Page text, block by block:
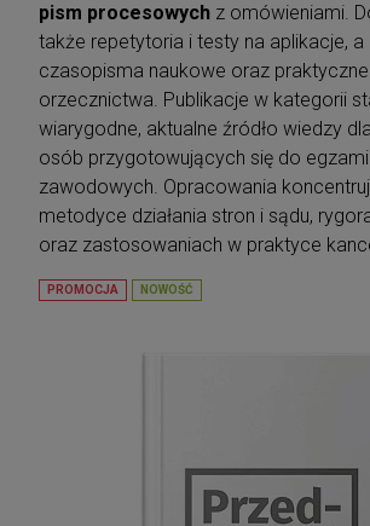
pism procesowych z omówieniami.
także repetytoria i testy na aplikacje,
czasopisma naukowe oraz
orzecznictwa. Publikacje w kategorii
wiarygodne, aktualne źródło wiedzy
osób przygotowujących się do
zawodowych. Opracowania
metodyce działania stron i sądu,
oraz zastosowaniach w praktyce
PROMOCJA NOWOŚĆ